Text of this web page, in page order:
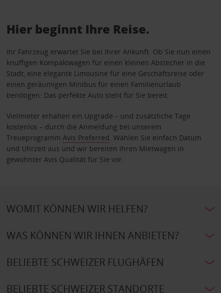
Hier beginnt Ihre Reise.
Ihr Fahrzeug erwartet Sie bei Ihrer Ankunft. Ob Sie nun einen
knuffigen Kompaktwagen für einen kleinen Abstecher in die
Stadt, eine elegante Limousine für eine Geschäftsreise oder
einen geräumigen Minibus für einen Familienurlaub
benötigen: Das perfekte Auto steht für Sie bereit.
Vielmieter erhalten ein Upgrade – und zusätzliche Tage
kostenlos – durch die Anmeldung bei unserem
Treueprogramm Avis Preferred . Wählen Sie einfach Datum
und Uhrzeit aus und wir bereiten Ihren Mietwagen in
gewohnter Avis Qualität für Sie vor.
WOMIT KÖNNEN WIR HELFEN?
WAS KÖNNEN WIR IHNEN ANBIETEN?
BELIEBTE SCHWEIZER FLUGHÄFEN
BELIEBTE SCHWEIZER STANDORTE